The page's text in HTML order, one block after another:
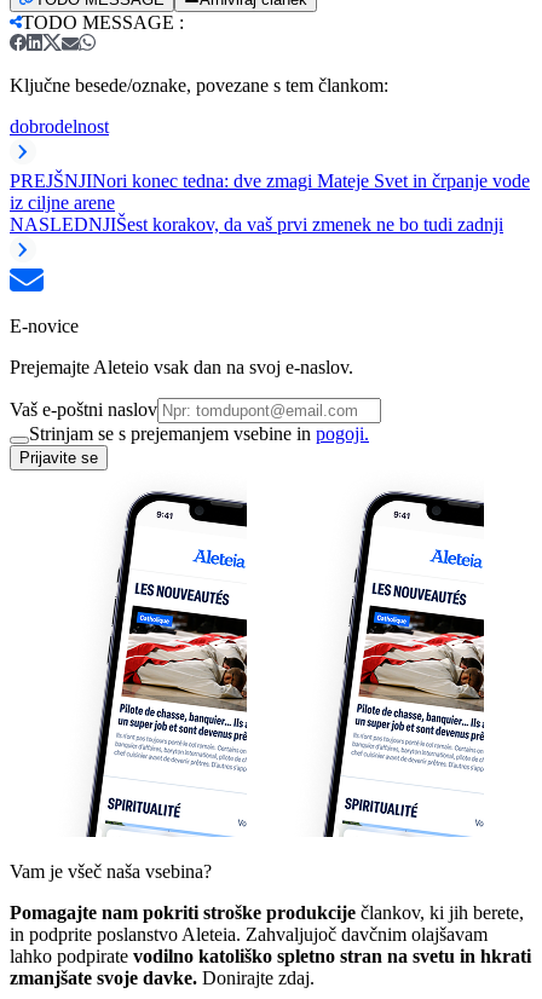
TODO MESSAGE :
Ključne besede/oznake, povezane s tem člankom:
dobrodelnost
PREJŠNJINori konec tedna: dve zmagi Mateje Svet in črpanje vode
iz ciljne arene
NASLEDNJIŠest korakov, da vaš prvi zmenek ne bo tudi zadnji
E-novice
Prejemajte Aleteio vsak dan na svoj e-naslov.
Vaš e-poštni naslov
Strinjam se s prejemanjem vsebine in pogoji.
Prijavite se
Vam je všeč naša vsebina?
Pomagajte nam pokriti stroške produkcije člankov, ki jih berete,
in podprite poslanstvo Aleteia. Zahvaljujoč davčnim olajšavam
lahko podpirate vodilno katoliško spletno stran na svetu in hkrati
zmanjšate svoje davke. Donirajte zdaj.